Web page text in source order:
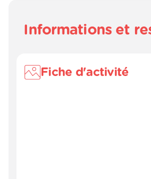
Informations et
Fiche d'activité